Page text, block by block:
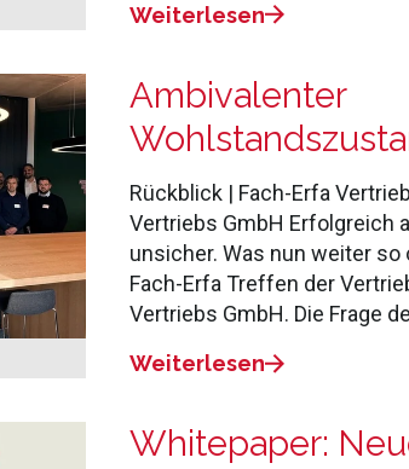
Weiterlesen
Ambivalenter
Rückblick | Fach-Erfa
Vertriebs GmbH Erfolgreich
unsicher. Was nun weiter so
Fach-Erfa Treffen der
Vertriebs GmbH. Die Frage
Weiterlesen
Whitepaper: